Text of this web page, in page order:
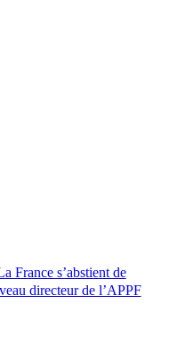
France s’abstient de
directeur de l’APPF